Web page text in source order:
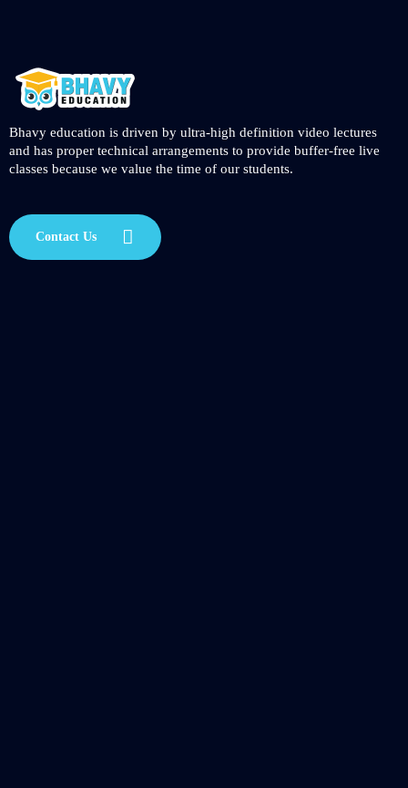
Bhavy education is driven by ultra-high definition video lectures
and has proper technical arrangements to provide buffer-free live
classes because we value the time of our students.
Contact Us